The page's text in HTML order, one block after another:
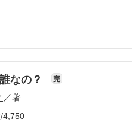
なの？ 完
／著
4,750